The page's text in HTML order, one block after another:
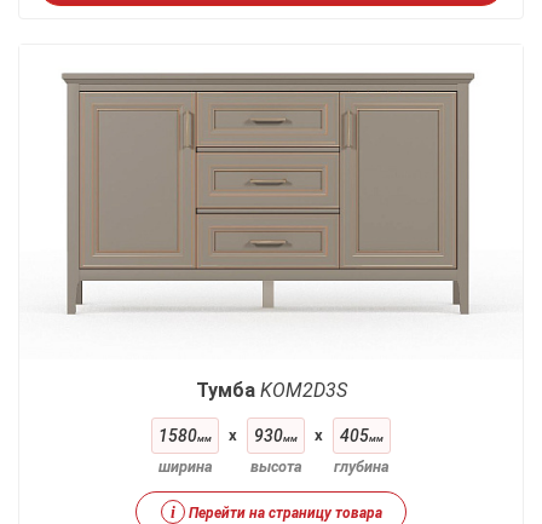
Тумба KOM2D3S
1580мм
ширина
x 930мм
высота
x 405мм
глубина
i Перейти на страницу товара